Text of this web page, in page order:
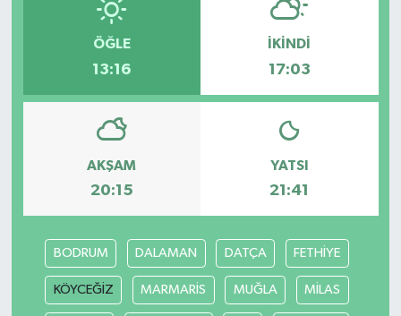
ÖĞLE
13:16
İKINDI
17:03
AKŞAM
20:15
YATSI
21:41
BODRUM DALAMAN DATÇA FETHİYE
KÖYCEĞİZ MARMARİS MUĞLA MİLAS